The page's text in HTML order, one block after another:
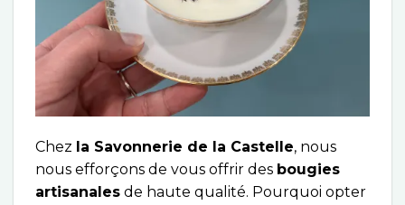
Chez la Savonnerie de la Castelle, nous
nous efforçons de vous offrir des bougies
artisanales de haute qualité. Pourquoi opter